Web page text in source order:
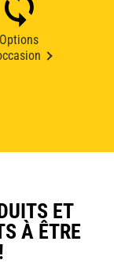
Options
ET
À ÊTRE